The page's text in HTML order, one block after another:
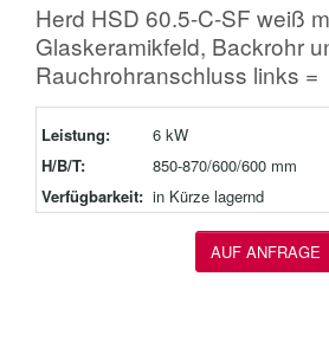
Herd HSD 60.5-C-SF weiß
Glaskeramikfeld, Backrohr
Rauchrohranschluss links =
Leistung:
6 kW
H/B/T:
850-870/600/600 mm
Verfügbarkeit: in Kürze lagernd
AUF ANFRAGE